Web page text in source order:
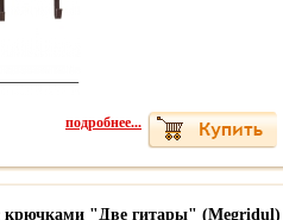
подробнее...
крючками "Две гитары" (Megridul)